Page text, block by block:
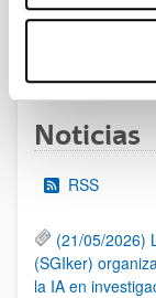
Noticias
RSS
(21/05/2026)
(SGIker)
la IA en